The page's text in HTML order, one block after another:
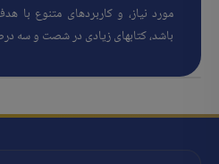
مورد نیاز، و کاربردهای متنوع با
باشد، کتابهای زیادی در شصت و سه